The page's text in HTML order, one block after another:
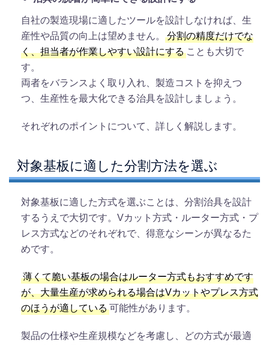
自社の製造現場に適したツールを設計しなければ、生
産性や品質の向上は望めません。
分割の精度だけでな
く、担当者が作業しやすい設計にする ことも大切で
す。
両者をバランスよく取り入れ、製造コストを抑えつ
つ、生産性を最大化できる治具を設計しましょう。
それぞれのポイントについて、詳しく解説します。
対象基板に適した分割方法を選ぶ
対象基板に適した方式を選ぶことは、分割治具を設計
するうえで大切です。Vカット方式・ルーター方式・プ
レス方式などのそれぞれで、得意なシーンが異なるた
めです。
薄くて脆い基板の場合はルーター方式もおすすめです
が、大量生産が求められる場合はVカットやプレス方式
のほうが適している可能性があります。
製品の仕様や生産規模などを考慮し、どの方式が最適